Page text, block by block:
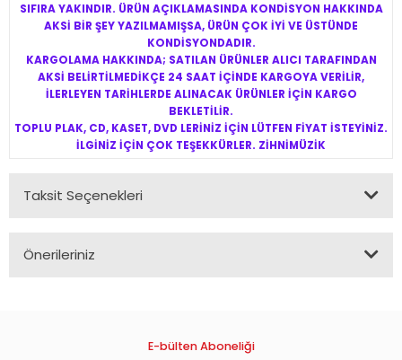
SIFIRA YAKINDIR. ÜRÜN AÇIKLAMASINDA KONDİSYON HAKKINDA
AKSİ BİR ŞEY YAZILMAMIŞSA, ÜRÜN ÇOK İYİ VE ÜSTÜNDE
KONDİSYONDADIR.
KARGOLAMA HAKKINDA; SATILAN ÜRÜNLER ALICI TARAFINDAN
AKSİ BELİRTİLMEDİKÇE 24 SAAT İÇİNDE KARGOYA VERİLİR,
İLERLEYEN TARİHLERDE ALINACAK ÜRÜNLER İÇİN KARGO
BEKLETİLİR.
TOPLU PLAK, CD, KASET, DVD LERİNİZ İÇİN LÜTFEN FİYAT İSTEYİNİZ.
İLGİNİZ İÇİN ÇOK TEŞEKKÜRLER. ZİHNİMÜZİK
Taksit Seçenekleri
Önerileriniz
Görüş ve önerileriniz için teşekkür ederiz.
E-bülten Aboneliği